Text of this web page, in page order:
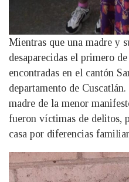
Mientras que una madre y
desaparecidas el primero
encontradas en el cantón
departamento de
madre de la menor
fueron víctimas de delitos,
casa por diferencias